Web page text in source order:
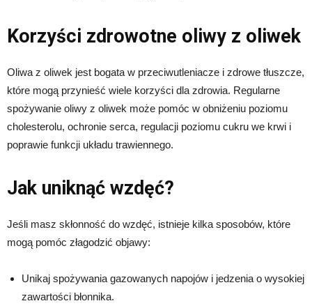
Korzyści zdrowotne oliwy z oliwek
Oliwa z oliwek jest bogata w przeciwutleniacze i zdrowe tłuszcze,
które mogą przynieść wiele korzyści dla zdrowia. Regularne
spożywanie oliwy z oliwek może pomóc w obniżeniu poziomu
cholesterolu, ochronie serca, regulacji poziomu cukru we krwi i
poprawie funkcji układu trawiennego.
Jak uniknąć wzdęć?
Jeśli masz skłonność do wzdęć, istnieje kilka sposobów, które
mogą pomóc złagodzić objawy:
Unikaj spożywania gazowanych napojów i jedzenia o wysokiej
zawartości błonnika.